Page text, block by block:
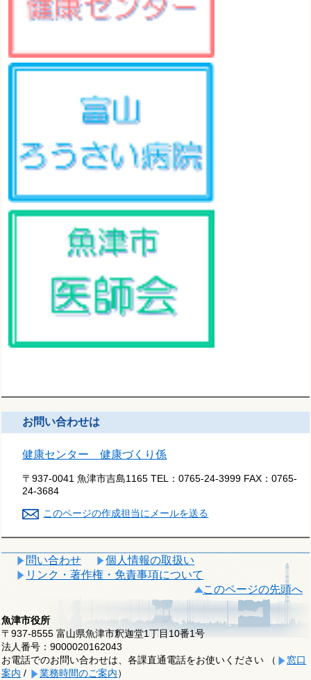
お問い合わせは
健康センター 健康づくり係
〒937-0041 魚津市吉島1165 TEL：0765-24-3999 FAX：0765-
24-3684
このページの作成担当にメールを送る
問い合わせ
個人情報の取扱い
リンク・著作権・免責事項について
このページの先頭へ
魚津市役所
〒937-8555 富山県魚津市釈迦堂1丁目10番1号
法人番号：9000020162043
お電話でのお問い合わせは、各課直通電話をお使いください （
窓口
案内 / 業務時間のご案内）